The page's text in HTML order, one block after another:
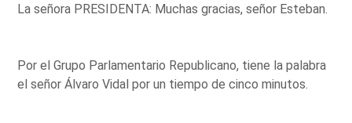
La señora PRESIDENTA: Muchas gracias, señor Esteban.
Por el Grupo Parlamentario Republicano, tiene la palabra
el señor Álvaro Vidal por un tiempo de cinco minutos.